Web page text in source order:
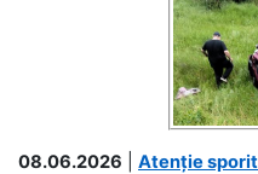
08.06.2026
Atenție